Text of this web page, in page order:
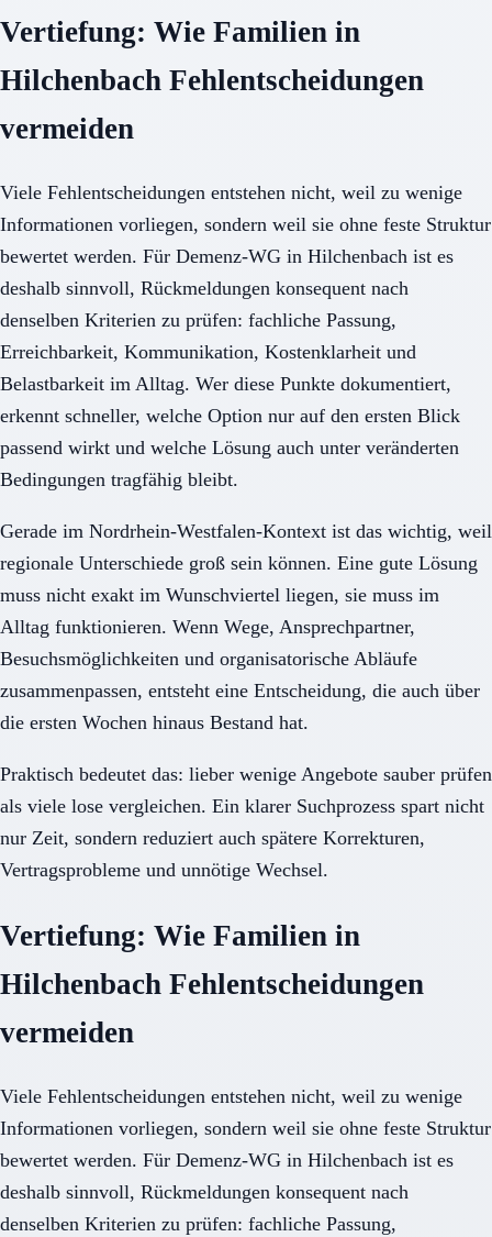
Vertiefung: Wie Familien in
Hilchenbach Fehlentscheidungen
vermeiden
Viele Fehlentscheidungen entstehen nicht, weil zu wenige
Informationen vorliegen, sondern weil sie ohne feste Struktur
bewertet werden. Für Demenz-WG in Hilchenbach ist es
deshalb sinnvoll, Rückmeldungen konsequent nach
denselben Kriterien zu prüfen: fachliche Passung,
Erreichbarkeit, Kommunikation, Kostenklarheit und
Belastbarkeit im Alltag. Wer diese Punkte dokumentiert,
erkennt schneller, welche Option nur auf den ersten Blick
passend wirkt und welche Lösung auch unter veränderten
Bedingungen tragfähig bleibt.
Gerade im Nordrhein-Westfalen-Kontext ist das wichtig, weil
regionale Unterschiede groß sein können. Eine gute Lösung
muss nicht exakt im Wunschviertel liegen, sie muss im
Alltag funktionieren. Wenn Wege, Ansprechpartner,
Besuchsmöglichkeiten und organisatorische Abläufe
zusammenpassen, entsteht eine Entscheidung, die auch über
die ersten Wochen hinaus Bestand hat.
Praktisch bedeutet das: lieber wenige Angebote sauber prüfen
als viele lose vergleichen. Ein klarer Suchprozess spart nicht
nur Zeit, sondern reduziert auch spätere Korrekturen,
Vertragsprobleme und unnötige Wechsel.
Vertiefung: Wie Familien in
Hilchenbach Fehlentscheidungen
vermeiden
Viele Fehlentscheidungen entstehen nicht, weil zu wenige
Informationen vorliegen, sondern weil sie ohne feste Struktur
bewertet werden. Für Demenz-WG in Hilchenbach ist es
deshalb sinnvoll, Rückmeldungen konsequent nach
denselben Kriterien zu prüfen: fachliche Passung,